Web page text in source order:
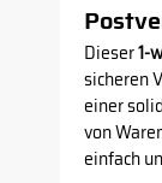
Dieser1-
sicheren
einer
von
einfach